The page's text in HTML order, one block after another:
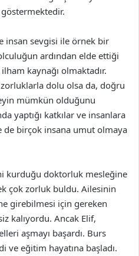
insan sevgisi ile örnek bir
ardından elde ettiği
kaynağı olmaktadır.
dolu olsa da, doğru
mümkün olduğunu
yaptığı katkılar ve insanlara
de birçok insana umut olmaya
kurduğu doktorluk mesleğine
çok zorluk buldu. Ailesinin
girebilmesi için gereken
kalıyordu. Ancak Elif,
aşmayı başardı. Burs
ve eğitim hayatına başladı.